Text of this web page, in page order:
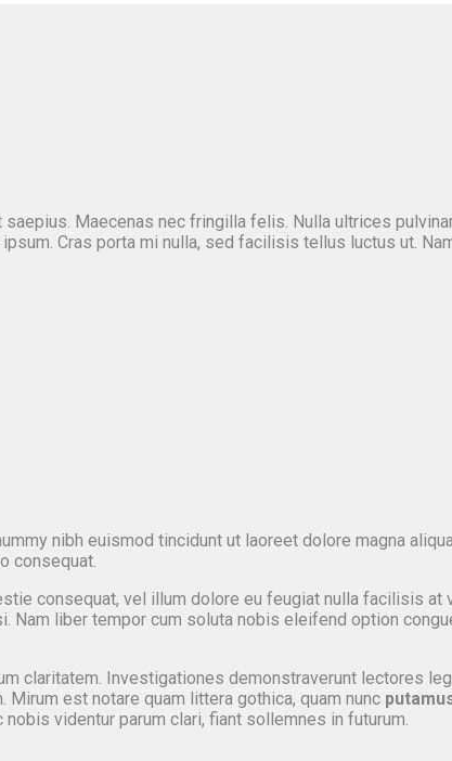
Maecenas nec fringilla felis. Nulla ultrices
Cras porta mi nulla, sed facilisis tellus luctus ut.
nibh euismod tincidunt ut laoreet dolore magna
consequat.
consequat, vel illum dolore eu feugiat nulla facilisis
liber tempor cum soluta nobis eleifend option
claritatem. Investigationes demonstraverunt lectores
est notare quam littera gothica, quam nunc
videntur parum clari, fiant sollemnes in futurum.